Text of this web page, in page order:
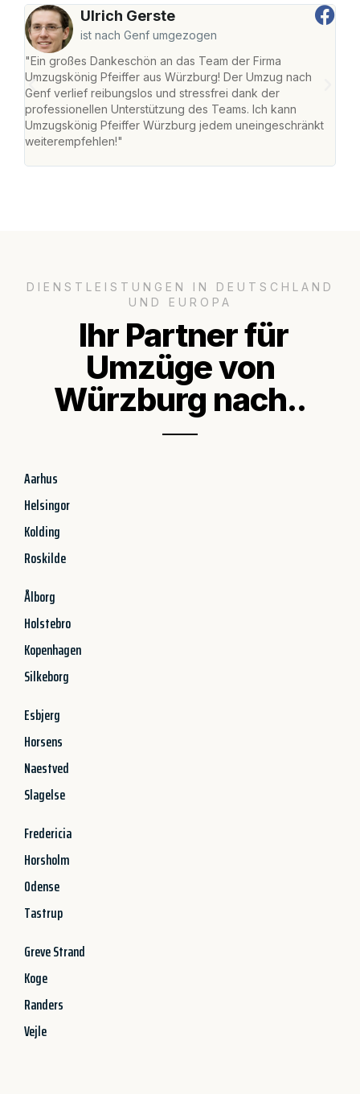
Ulrich Gerste
ist nach Genf umgezogen
"Ein großes Dankeschön an das Team der Firma
Umzugskönig Pfeiffer aus Würzburg! Der Umzug nach
Genf verlief reibungslos und stressfrei dank der
professionellen Unterstützung des Teams. Ich kann
Umzugskönig Pfeiffer Würzburg jedem uneingeschränkt
weiterempfehlen!"
DIENSTLEISTUNGEN IN DEUTSCHLAND
UND EUROPA
Ihr Partner für
Umzüge von
Würzburg nach..
Aarhus
Helsingor
Kolding
Roskilde
Ålborg
Holstebro
Kopenhagen
Silkeborg
Esbjerg
Horsens
Naestved
Slagelse
Fredericia
Horsholm
Odense
Tastrup
Greve Strand
Koge
Randers
Vejle